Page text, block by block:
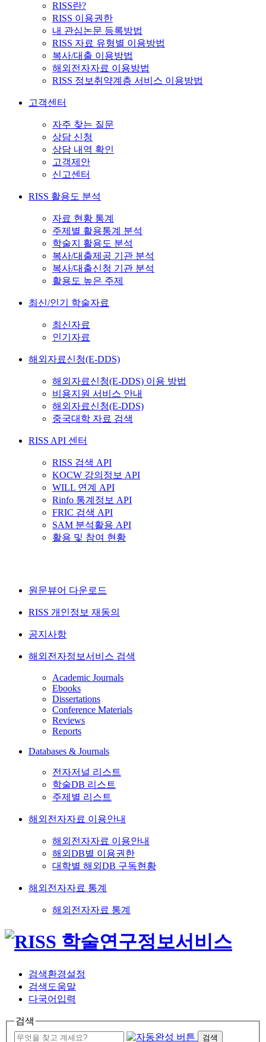
RISS란?
RISS 이용권한
내 관심논문 등록방법
RISS 자료 유형별 이용방법
복사/대출 이용방법
해외전자자료 이용방법
RISS 정보취약계층 서비스 이용방법
고객센터
자주 찾는 질문
상담 신청
상담 내역 확인
고객제안
신고센터
RISS 활용도 분석
자료 현황 통계
주제별 활용통계 분석
학술지 활용도 분석
복사/대출제공 기관 분석
복사/대출신청 기관 분석
활용도 높은 주제
최신/인기 학술자료
최신자료
인기자료
해외자료신청(E-DDS)
해외자료신청(E-DDS) 이용 방법
비용지원 서비스 안내
해외자료신청(E-DDS)
중국대학 자료 검색
RISS API 센터
RISS 검색 API
KOCW 강의정보 API
WILL 연계 API
Rinfo 통계정보 API
FRIC 검색 API
SAM 분석활용 API
활용 및 참여 현황
원문뷰어 다운로드
RISS 개인정보 재동의
공지사항
해외전자정보서비스 검색
Academic Journals
Ebooks
Dissertations
Conference Materials
Reviews
Reports
Databases & Journals
전자저널 리스트
학술DB 리스트
주제별 리스트
해외전자자료 이용안내
해외전자자료 이용안내
해외DB별 이용권한
대학별 해외DB 구독현황
해외전자자료 통계
해외전자자료 통계
검색환경설정
검색도움말
다국어입력
검색
검색